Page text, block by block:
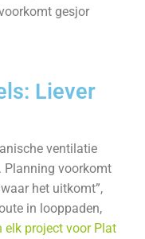
gesjor
Liever
ventilatie
Planning voorkomt
het uitkomt”,
in looppaden,
elk project voor Plat